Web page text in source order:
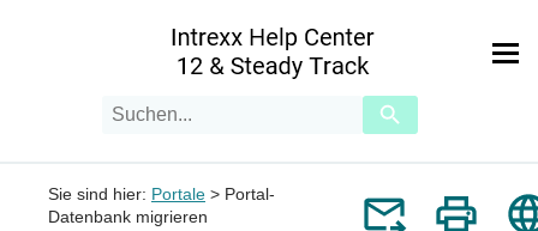
Zu Hauptinhalt springen
Verwende
die
oben
und
Sie sind hier: Portale > Portal-
Datenbank migrieren